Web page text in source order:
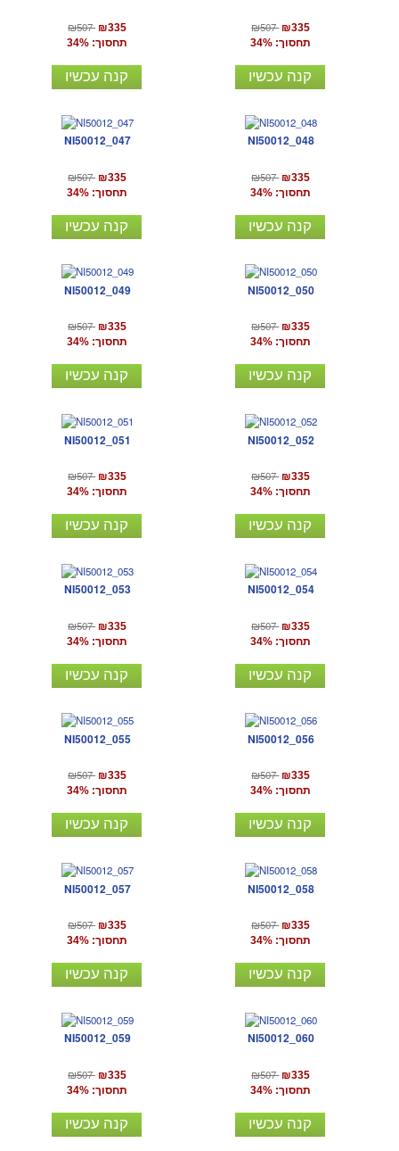
₪507 ₪335
תחסוך: 34%
קנה עכשיו
₪507 ₪335
תחסוך: 34%
קנה עכשיו
NI50012_047
₪507 ₪335
תחסוך: 34%
קנה עכשיו
NI50012_048
₪507 ₪335
תחסוך: 34%
קנה עכשיו
NI50012_049
₪507 ₪335
תחסוך: 34%
קנה עכשיו
NI50012_050
₪507 ₪335
תחסוך: 34%
קנה עכשיו
NI50012_051
₪507 ₪335
תחסוך: 34%
קנה עכשיו
NI50012_052
₪507 ₪335
תחסוך: 34%
קנה עכשיו
NI50012_053
₪507 ₪335
תחסוך: 34%
קנה עכשיו
NI50012_054
₪507 ₪335
תחסוך: 34%
קנה עכשיו
NI50012_055
₪507 ₪335
תחסוך: 34%
קנה עכשיו
NI50012_056
₪507 ₪335
תחסוך: 34%
קנה עכשיו
NI50012_057
₪507 ₪335
תחסוך: 34%
קנה עכשיו
NI50012_058
₪507 ₪335
תחסוך: 34%
קנה עכשיו
NI50012_059
₪507 ₪335
תחסוך: 34%
קנה עכשיו
NI50012_060
₪507 ₪335
תחסוך: 34%
קנה עכשיו